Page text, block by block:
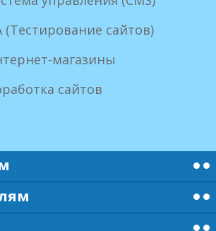
(Тестирование сайтов)
магазины
сайтов